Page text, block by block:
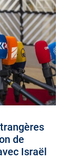
de
Israël